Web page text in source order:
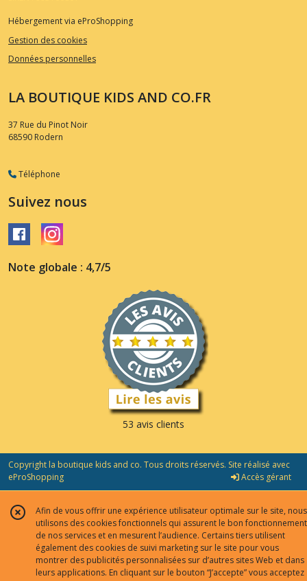
Hébergement via eProShopping
Gestion des cookies
Données personnelles
LA BOUTIQUE KIDS AND CO.FR
37 Rue du Pinot Noir
68590 Rodern
Téléphone
Suivez nous
Note globale : 4,7/5
53 avis clients
Copyright la boutique kids and co. Tous droits réservés. Site réalisé avec
eProShopping
Accès gérant
Afin de vous offrir une expérience utilisateur optimale sur le site, nous
utilisons des cookies fonctionnels qui assurent le bon fonctionnement
de nos services et en mesurent l’audience. Certains tiers utilisent
également des cookies de suivi marketing sur le site pour vous
montrer des publicités personnalisées sur d’autres sites Web et dans
leurs applications. En cliquant sur le bouton “J’accepte” vous acceptez